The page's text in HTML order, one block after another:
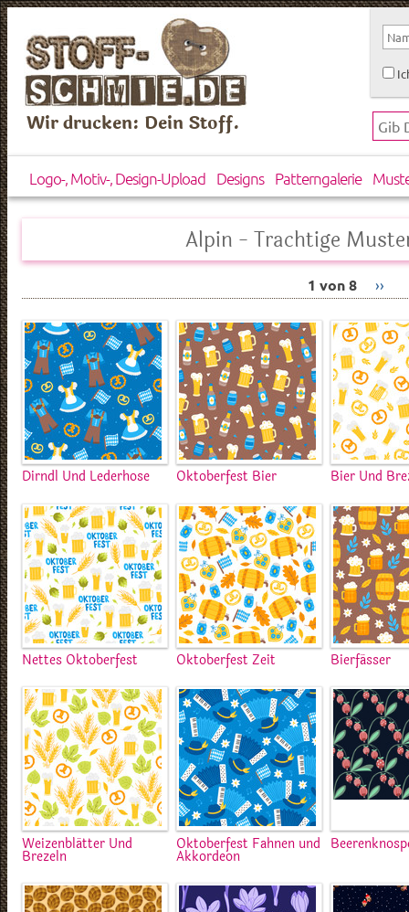
Wir drucken: Dein Stoff.
Logo-, Motiv-, Design-Upload Designs Patterngalerie
Alpin - Trachtige
1 von 8 ››
Dirndl Und Lederhose Oktoberfest Bier Bier Und
Nettes Oktoberfest Oktoberfest Zeit Bierfässer
Weizenblätter Und
Brezeln
Oktoberfest Fahnen und
Akkordeon